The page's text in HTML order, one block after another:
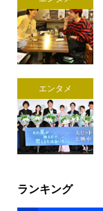
エンタメ
ランキング